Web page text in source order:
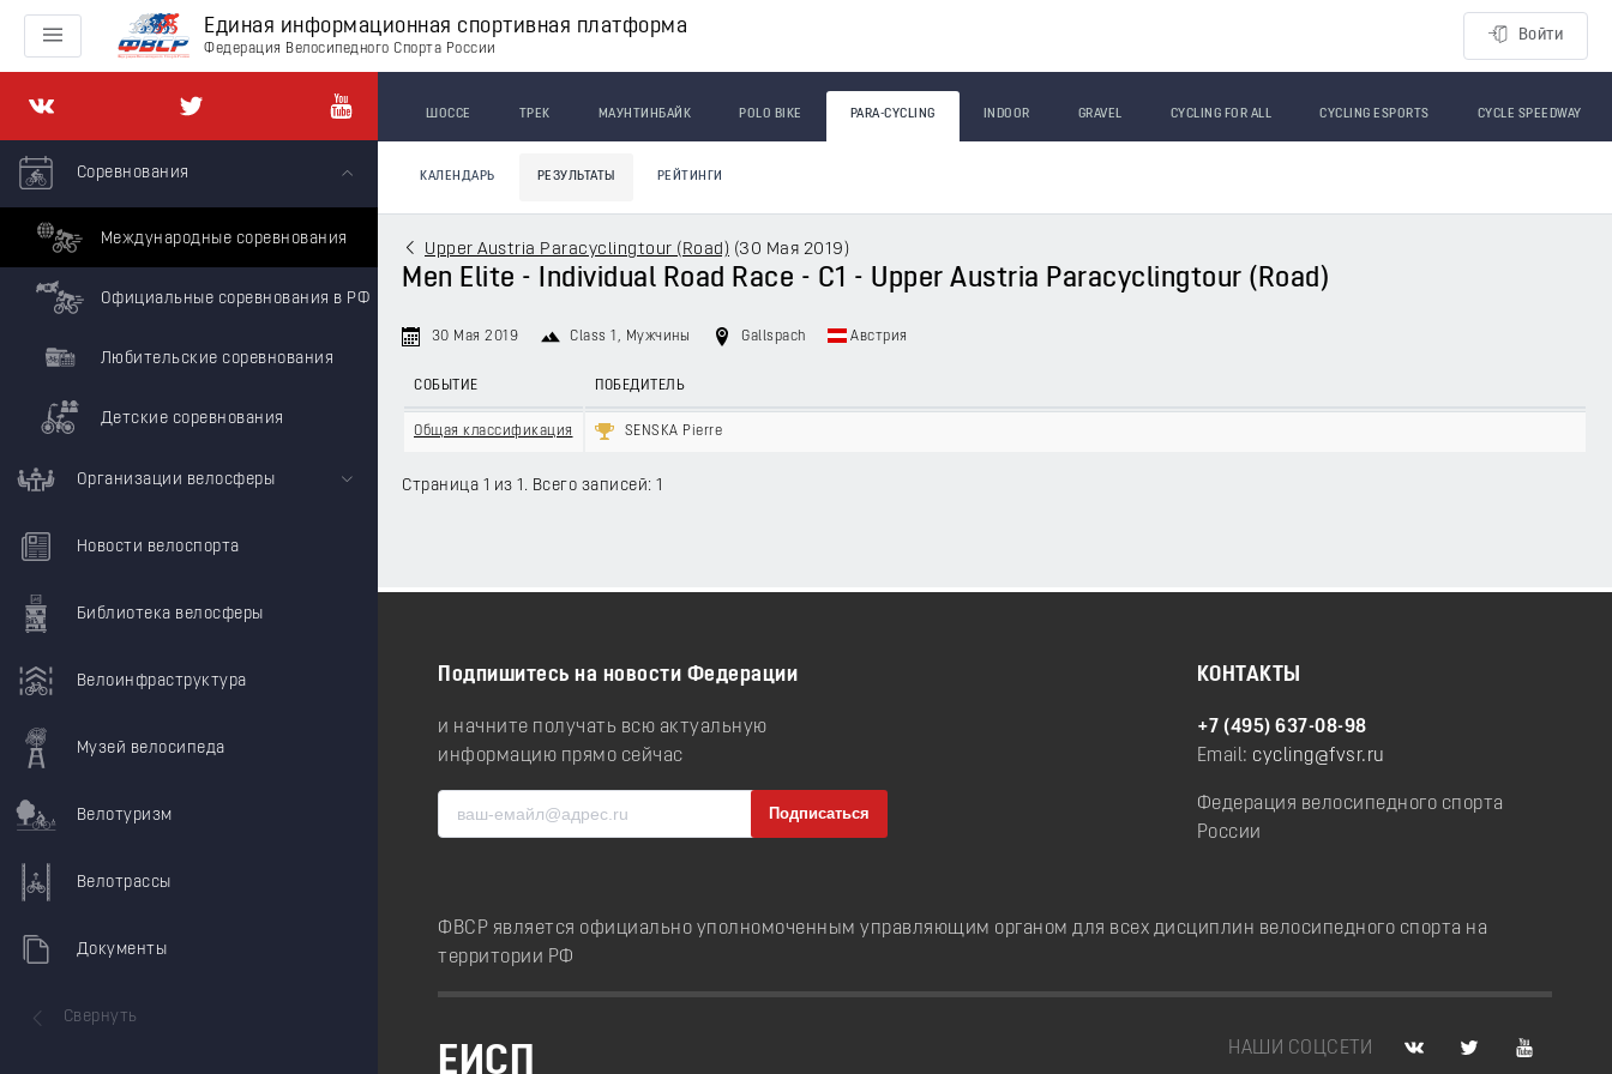
Единая информационная спортивная платформа
Федерация Велосипедного Спорта России
Войти
Соревнования
Международные соревнования
Официальные соревнования в РФ
Любительские соревнования
Детские соревнования
Организации велосферы
Новости велоспорта
Библиотека велосферы
Велоинфраструктура
Музей велосипеда
Велотуризм
Велотрассы
Документы
Свернуть
ШОССЕ ТРЕК МАУНТИНБАЙК POLO BIKE PARA-CYCLING INDOOR GRAVEL CYCLING FOR ALL CYCLING ESPORTS CYCLE SPEEDWAY
КАЛЕНДАРЬ РЕЗУЛЬТАТЫ РЕЙТИНГИ
Upper Austria Paracyclingtour (Road) (30 Мая 2019 )
Men Elite - Individual Road Race - C1 - Upper Austria Paracyclingtour (Road)
30 Мая 2019 Class 1 , Мужчины Gallspach Австрия
СОБЫТИЕ ПОБЕДИТЕЛЬ
Общая классификация SENSKA Pierre
Страница 1 из 1. Всего записей: 1
Подпишитесь на новости Федерации
и начните получать всю актуальную
информацию прямо сейчас
КОНТАКТЫ
+7 (495) 637-08-98
Email: cycling@fvsr.ru
Федерация велосипедного спорта
России
ФВСР является официально уполномоченным управляющим органом для всех дисциплин велосипедного спорта на
территории РФ
НАШИ СОЦСЕТИ
ЕИСП